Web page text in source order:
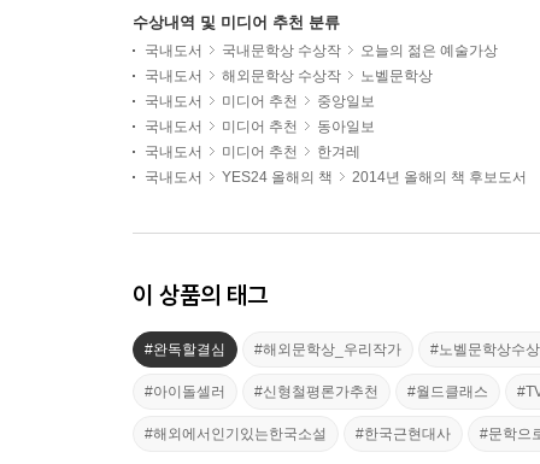
수상내역 및 미디어 추천 분류
국내도서 국내문학상 수상작
오늘의 젊은 예술가상
국내도서
해외문학상 수상작
노벨문학상
국내도서
미디어 추천
중앙일보
국내도서
미디어 추천
동아일보
국내도서
미디어 추천
한겨레
국내도서
YES24 올해의 책 2014년 올해의 책 후보도서
이 상품의 태그
#완독할결심 #해외문학상_우리작가 #노벨문학상수
#아이돌셀러 #신형철평론가추천 #월드클래스
#해외에서인기있는한국소설 #한국근현대사 #문학으